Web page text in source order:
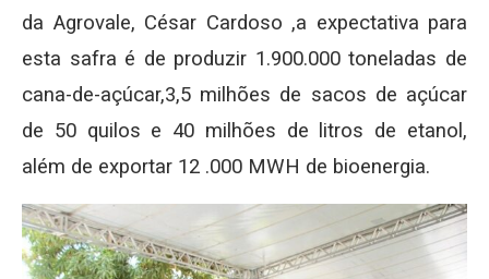
da Agrovale, César Cardoso ,a expectativa para
esta safra é de produzir 1.900.000 toneladas de
cana-de-açúcar,3,5 milhões de sacos de açúcar
de 50 quilos e 40 milhões de litros de etanol,
além de exportar 12 .000 MWH de bioenergia.